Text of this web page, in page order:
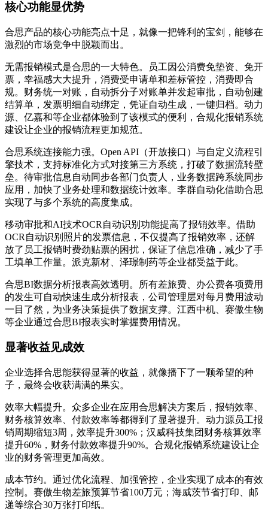
核心功能显优势
合思产品的核心功能亮点十足，就像一把锋利的宝剑，能够在
激烈的市场竞争中脱颖而出。
无需报销模式是合思的一大特色。员工因公消费免垫资、免开
票，幸福感大大提升，消费受申请单和差标管控，消费即合
规。财务统一对账，自动拆分子对账单并发起审批，自动创建
结算单，发票明细自动绑定，凭证自动生成，一键归档。动力
源、亿嘉和等企业都体验到了该模式的便利，合规化报销系统
建设让企业的报销流程更加规范。
合思系统连接能力强。Open API（开放接口）与自定义流程引
擎技术，支持标准化方式对接第三方系统，打破了数据流转壁
垒。待审批信息自动同步各部门负责人，业务数据跨系统同步
应用，加快了业务处理和数据统计效率。李群自动化借助合思
实现了与多个系统的高度集成。
移动审批和AI技术OCR自动识别功能提高了报销效率。借助
OCR自动识别照片的发票信息，不仅提高了报销效率，还解
放了员工报销时费劲贴票的困扰，保证了信息准确，减少了手
工填单工作量。派克新材、泽璟制药等企业都受益于此。
合思BI数据分析报表高效透明。所有差旅费、办公费各项费用
的发生可自动快速生成分析报表，公司管理层对每月费用波动
一目了然，为业务决策提供了数据支撑。江西中机、赛傲生物
等企业通过合思BI报表实时掌握费用情况。
显著收益见成效
企业选择合思能获得显著的收益，就像播下了一颗希望的种
子，最终会收获满满的果实。
效率大幅提升。众多企业在应用合思解决方案后，报销效率、
财务核算效率、付款效率等都得到了显著提升。动力源员工报
销周期缩短3周，效率提升300%；汉威科技集团财务核算效率
提升60%，财务付款效率提升90%。合规化报销系统建设让企
业的财务管理更加高效。
成本节约。通过优化流程、加强管控，企业实现了成本的有效
控制。赛傲生物差旅预算节省100万元；海威茨节省打印、邮
递等综合30万张打印纸。